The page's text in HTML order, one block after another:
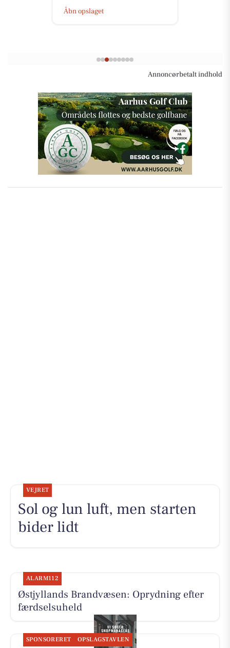
Åbn opslaget
Annoncørbetalt indhold
VEJRET
Sol og lun luft, men starten
bider lidt
ALARM112
Østjyllands Brandvæsen: Oprydning efter
færdselsuheld
SPONSORERET OPSLAGSTAVLEN